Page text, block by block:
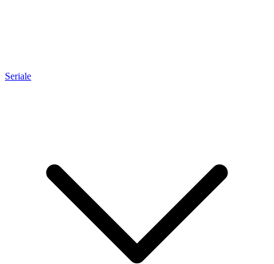
Seriale